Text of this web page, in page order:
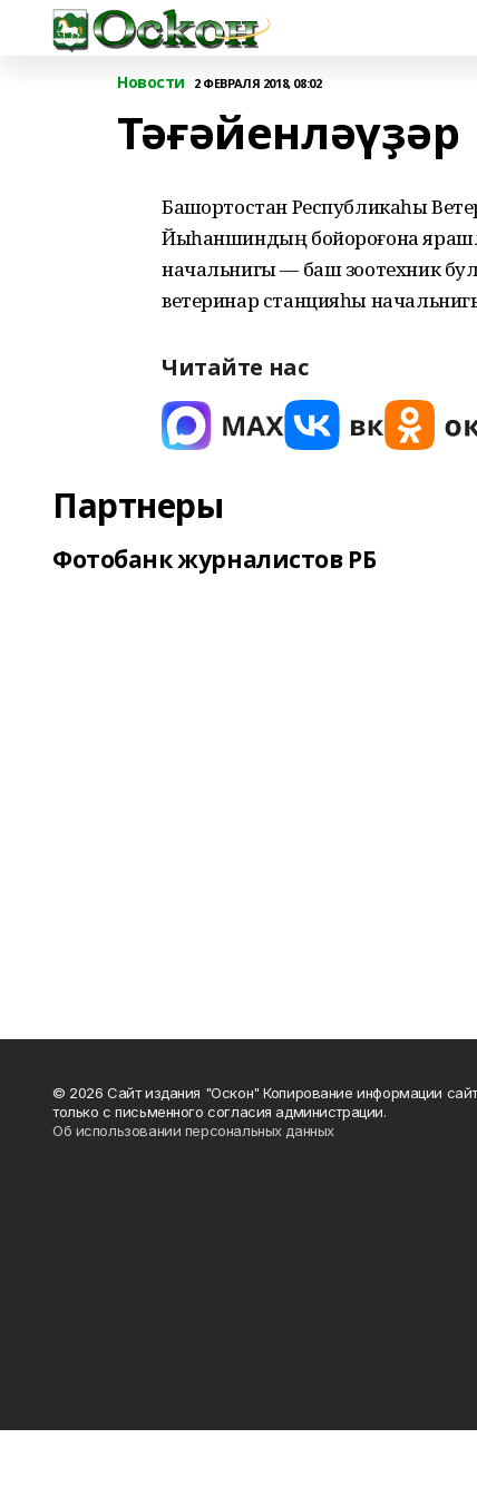
Новости 2 ФЕВРАЛЯ 2018, 08:02
Тәғәйенләүҙәр
Башҡортостан Республикаһы
Йыһаншиндың бойороғона
начальнигы — баш зоотехник
ветеринар станцияһы
Читайте нас
Партнеры
Фотобанк журналистов РБ
© 2026 Сайт издания "Оскон" Копирование информации
только с письменного согласия администрации.
Об использовании персональных данных